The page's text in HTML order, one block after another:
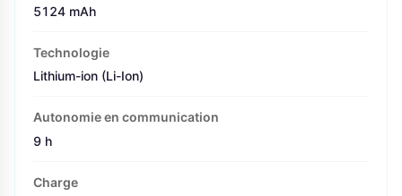
5124 mAh
Technologie
Lithium-ion (Li-Ion)
Autonomie en communication
9 h
Charge